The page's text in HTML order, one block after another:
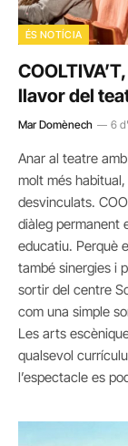
ÉS NOTÍCIA
llavor del
Mar Domènech 6
Anar al teatre
molt més
desvinculats.
diàleg permanent
educatiu. Perquè
també sinergies i
sortir del centre
com una simple
Les arts
qualsevol
l’espectacle es